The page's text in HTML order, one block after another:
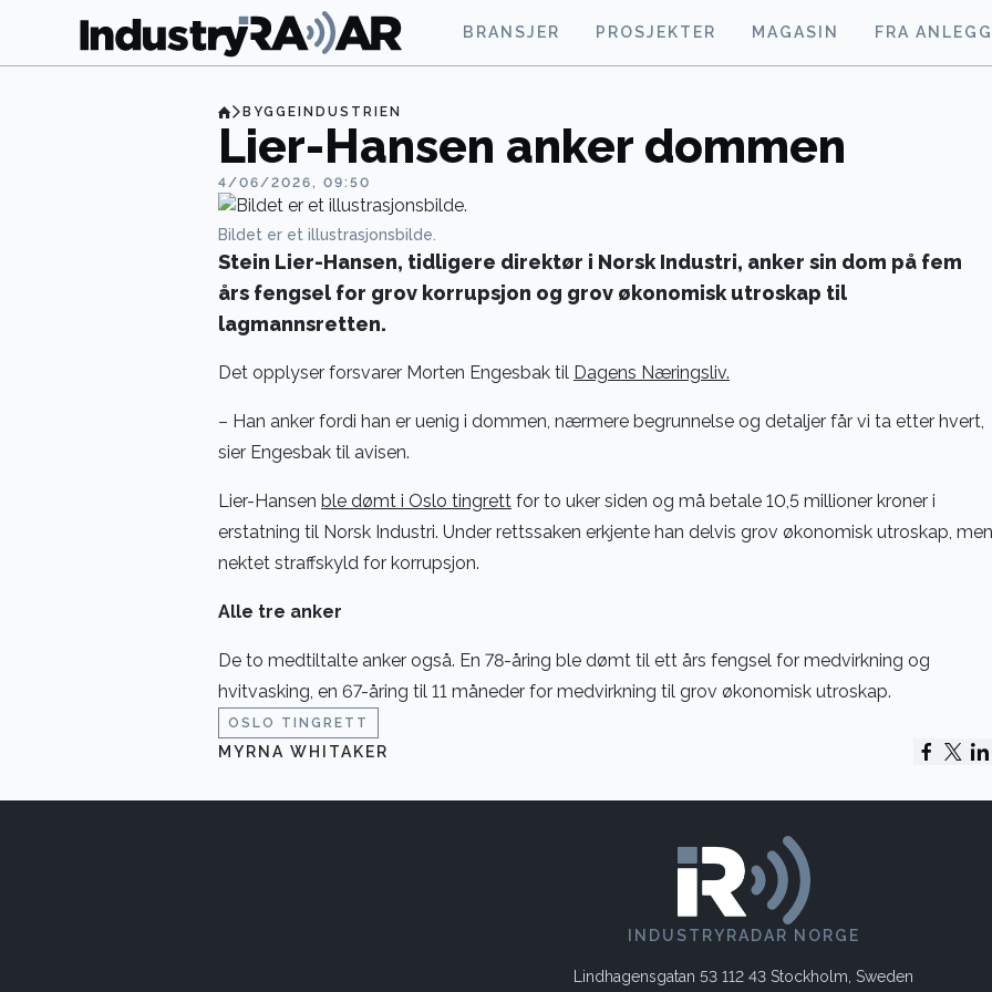
BRANSJER PROSJEKTER MAGASIN FRA
BYGGEINDUSTRIEN
Lier-Hansen anker dommen
4/06/2026, 09:50
Bildet er et illustrasjonsbilde.
Stein Lier-Hansen, tidligere direktør i Norsk Industri, anker sin dom på fem
års fengsel for grov korrupsjon og grov økonomisk utroskap til
lagmannsretten.
Det opplyser forsvarer Morten Engesbak til Dagens Næringsliv.
– Han anker fordi han er uenig i dommen, nærmere begrunnelse og detaljer får vi ta etter hvert,
sier Engesbak til avisen.
Lier-Hansen ble dømt i Oslo tingrett for to uker siden og må betale 10,5 millioner kroner i
erstatning til Norsk Industri. Under rettssaken erkjente han delvis grov økonomisk utroskap, men
nektet straffskyld for korrupsjon.
Alle tre anker
De to medtiltalte anker også. En 78-åring ble dømt til ett års fengsel for medvirkning og
hvitvasking, en 67-åring til 11 måneder for medvirkning til grov økonomisk utroskap.
OSLO TINGRETT
MYRNA WHITAKER
INDUSTRYRADAR NORGE
Lindhagensgatan 53 112 43 Stockholm, Sweden